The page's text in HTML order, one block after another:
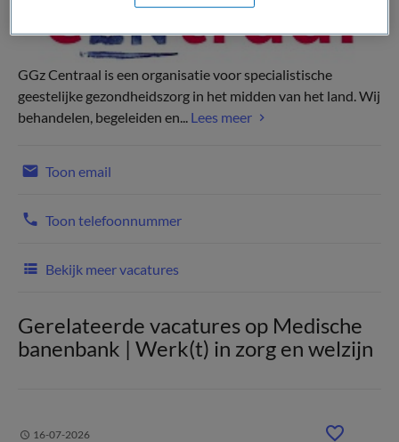
GGz Centraal is een organisatie voor specialistische
geestelijke gezondheidszorg in het midden van het land. Wij
behandelen, begeleiden en... Lees meer
Toon email
Toon telefoonnummer
Bekijk meer vacatures
Gerelateerde vacatures op Medische
banenbank | Werk(t) in zorg en welzijn
16-07-2026